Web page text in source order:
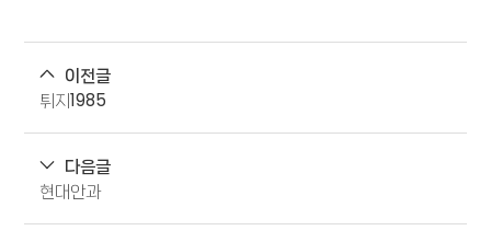
이전글
튀지1985
다음글
현대안과